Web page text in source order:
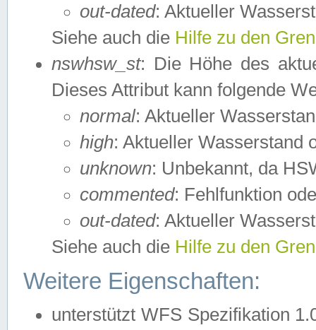
out-dated: Aktueller
Siehe auch die Hilfe zu den
nswhsw_st: Die Höhe des
Dieses Attribut kann folgende
normal: Aktueller
high: Aktueller Wasserstand
unknown: Unbekannt, da
commented: Fehlfunktion
out-dated: Aktueller
Siehe auch die Hilfe zu den
Weitere Eigenschaften:
unterstützt WFS Spezifikation